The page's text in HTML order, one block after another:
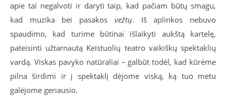
apie tai negalvoti ir daryti taip, kad pačiam būtų smagu,
kad muzika bei pasakos vežtų. Iš aplinkos nebuvo
spaudimo, kad turime būtinai išlaikyti aukštą kartelę,
pateisinti užtarnautą Keistuolių teatro vaikiškų spektaklių
vardą. Viskas pavyko natūraliai – galbūt todėl, kad kūrėme
pilna širdimi ir į spektaklį dėjome viską, ką tuo metu
galėjome geriausio.